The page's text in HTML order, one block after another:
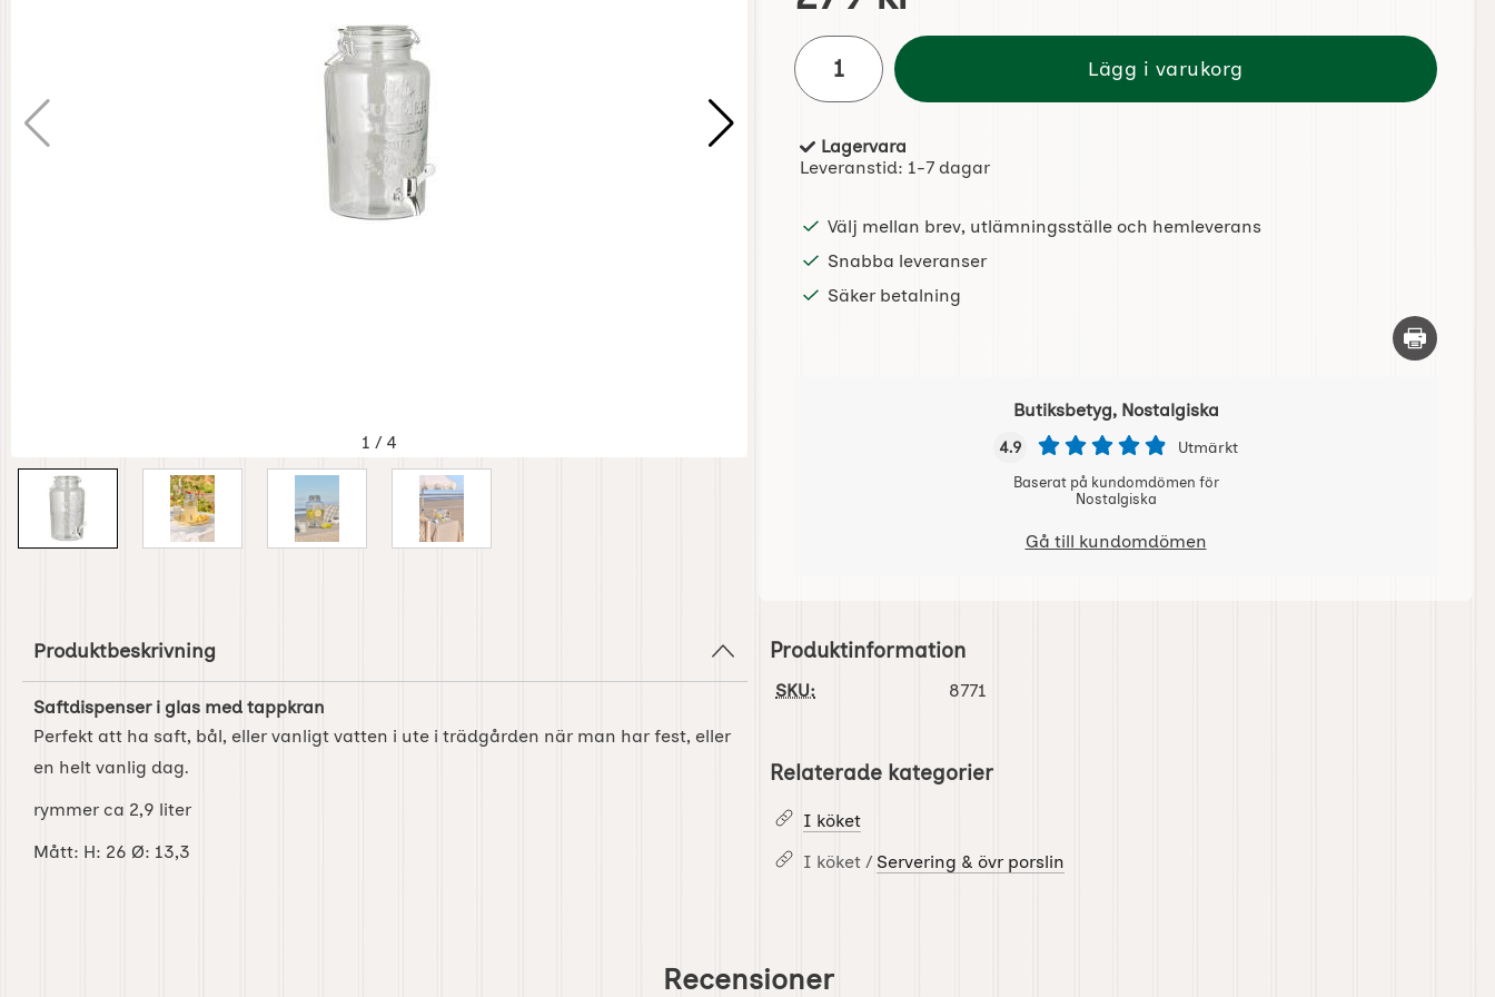
1 / 4
antal
Lägg i varukorg
Tillgänglighet:
Lagervara
Leveranstid: 1-7 dagar
Välj mellan brev, utlämningsställe och hemleverans
Snabba leveranser
Säker betalning
Skriv ut
Butiksbetyg, Nostalgiska
4.9 Utmärkt
Baserat på kundomdömen för
Nostalgiska
Gå till kundomdömen
Produktbeskrivning
Saftdispenser i glas med tappkran
Perfekt att ha saft, bål, eller vanligt vatten i ute i trädgården när man har fest, eller
en helt vanlig dag.
rymmer ca 2,9 liter
Mått: H: 26 Ø: 13,3
Produktinformation
SKU: 8771
Relaterade kategorier
I köket
I köket / Servering & övr porslin
Recensioner